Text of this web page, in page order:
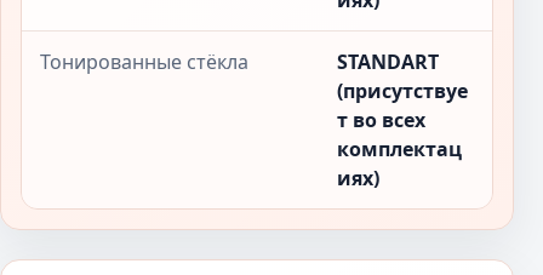
Тонированные стёкла
STANDART
(присутствуе
т во всех
комплектац
иях)